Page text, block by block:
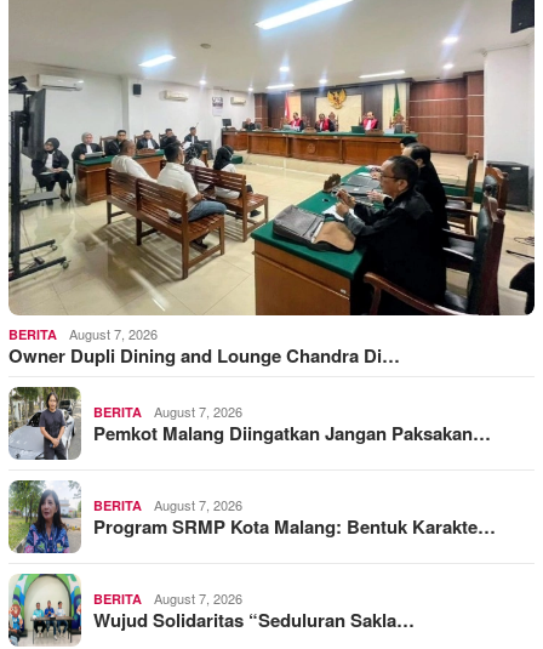
BERITA August 7, 2026
Owner Dupli Dining and Lounge Chandra Di…
BERITA August 7, 2026
Pemkot Malang Diingatkan Jangan Paksakan…
BERITA August 7, 2026
Program SRMP Kota Malang: Bentuk Karakte…
BERITA August 7, 2026
Wujud Solidaritas “Seduluran Sakla…